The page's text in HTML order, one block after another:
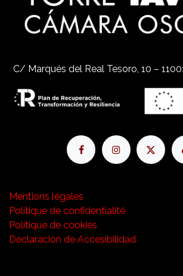
Mentions légales
Polítique de confidentialité
Polítique de cookies
Declaración de Accesibilidad
C/ Marqués del Real Tesoro, 10 –